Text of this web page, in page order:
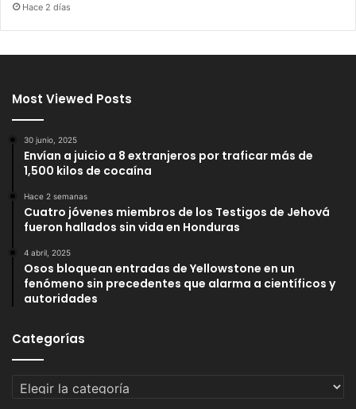
Hace 2 días
Most Viewed Posts
30 junio, 2025
Envían a juicio a 8 extranjeros por traficar más de
1,500 kilos de cocaína
Hace 2 semanas
Cuatro jóvenes miembros de los Testigos de Jehová
fueron hallados sin vida en Honduras
4 abril, 2025
Osos bloquean entradas de Yellowstone en un
fenómeno sin precedentes que alarma a científicos y
autoridades
Categorías
Categorías